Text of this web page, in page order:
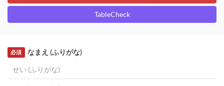
TableCheck
なまえ (ふりがな)
必須